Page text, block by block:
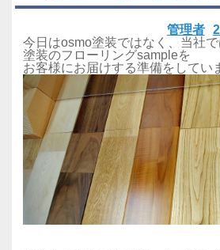
管理者
今日はosmo塗装ではなく、当社
塗装のフローリングsampleを
お客様にお届けする準備をしてい